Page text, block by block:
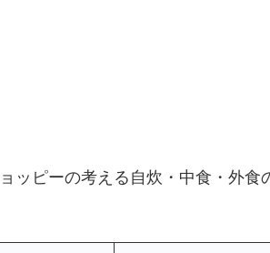
ッピーの考える自炊・中食・外食